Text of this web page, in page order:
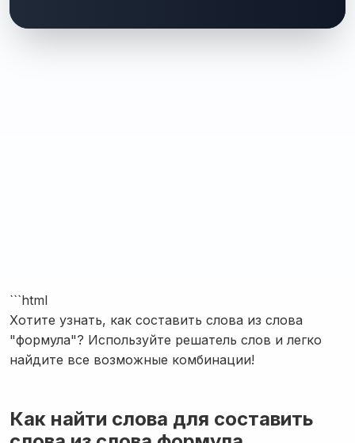
```html
Хотите узнать, как составить слова из слова
"формула"? Используйте решатель слов и легко
найдите все возможные комбинации!
Как найти слова для составить